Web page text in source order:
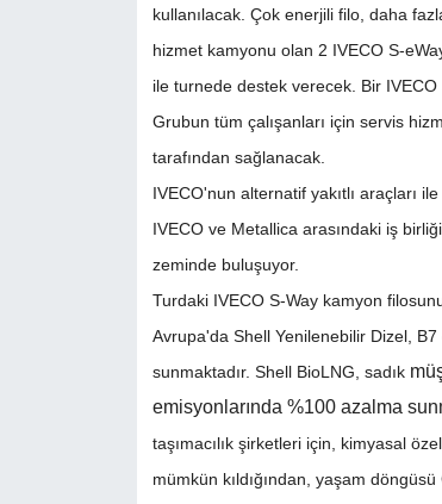
kullanılacak. Çok enerjili filo, daha
hizmet kamyonu olan 2 IVECO S-
ile turnede destek verecek. Bir
Grubun tüm çalışanları için servis
tarafından sağlanacak.
IVECO'nun alternatif yakıtlı araçları
IVECO ve Metallica arasındaki iş
zeminde buluşuyor.
Turdaki IVECO S-Way kamyon
Avrupa'da Shell Yenilenebilir Dizel,
sunmaktadır. Shell BioLNG, sadık
emisyonlarında %100 azalma
taşımacılık şirketleri için, kimyasal
mümkün kıldığından, yaşam döngüsü